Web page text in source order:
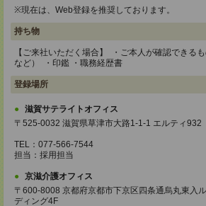
※現在は、Web登録を推奨しております。
持ち物
【ご来社いただく場合】 ・ご本人が確認できる
など） ・印鑑 ・職務経歴書
登録場所
滋賀サテライトオフィス
〒525-0032 滋賀県草津市大路1-1-1 エルティ932
TEL：077-566-7544
担当：採用担当
京滋介護オフィス
〒600-8008 京都府京都市下京区四条通烏丸東入
ディング4F